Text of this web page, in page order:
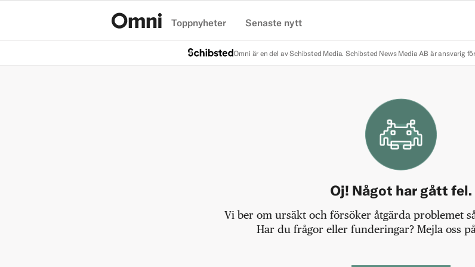
Toppnyheter Senaste nytt
Omni är en del av Schibsted Media. Schibsted News Media AB är ansvarig
Oj! Något har gått fel.
Vi ber om ursäkt och försöker åtgärda problemet
Har du frågor eller funderingar? Mejla oss